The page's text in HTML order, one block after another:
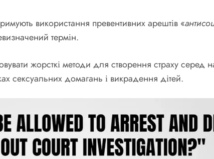
використання превентивних арештів «
термін.
жорсткі методи для створення страху серед
сексуальних домагань і викрадення дітей.